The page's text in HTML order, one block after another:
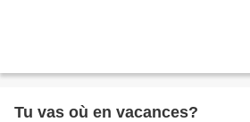
Tu vas où en vacances?